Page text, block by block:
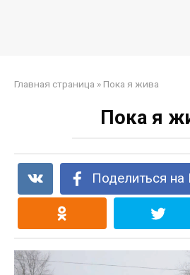
Главная страница » Пока я жива
Пока я
Поделиться на